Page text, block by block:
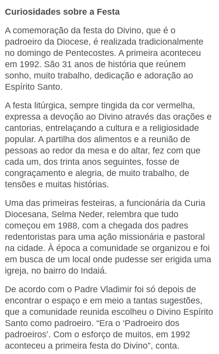
Curiosidades sobre a Festa
A comemoração da festa do Divino, que é o
padroeiro da Diocese, é realizada tradicionalmente
no domingo de Pentecostes. A primeira aconteceu
em 1992. São 31 anos de história que reúnem
sonho, muito trabalho, dedicação e adoração ao
Espírito Santo.
A festa litúrgica, sempre tingida da cor vermelha,
expressa a devoção ao Divino através das orações e
cantorias, entrelaçando a cultura e a religiosidade
popular. A partilha dos alimentos e a reunião de
pessoas ao redor da mesa e do altar, fez com que
cada um, dos trinta anos seguintes, fosse de
congraçamento e alegria, de muito trabalho, de
tensões e muitas histórias.
Uma das primeiras festeiras, a funcionária da Curia
Diocesana, Selma Neder, relembra que tudo
começou em 1988, com a chegada dos padres
redentoristas para uma ação missionária e pastoral
na cidade. À época a comunidade se organizou e foi
em busca de um local onde pudesse ser erigida uma
igreja, no bairro do Indaiá.
De acordo com o Padre Vladimir foi só depois de
encontrar o espaço e em meio a tantas sugestões,
que a comunidade reunida escolheu o Divino Espírito
Santo como padroeiro. “Era o ‘Padroeiro dos
padroeiros’. Com o esforço de muitos, em 1992
aconteceu a primeira festa do Divino”, conta.